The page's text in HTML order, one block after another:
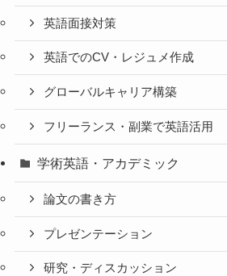
英語面接対策
英語でのCV・レジュメ作成
グローバルキャリア構築
フリーランス・副業で英語活用
学術英語・アカデミック
論文の書き方
プレゼンテーション
研究・ディスカッション